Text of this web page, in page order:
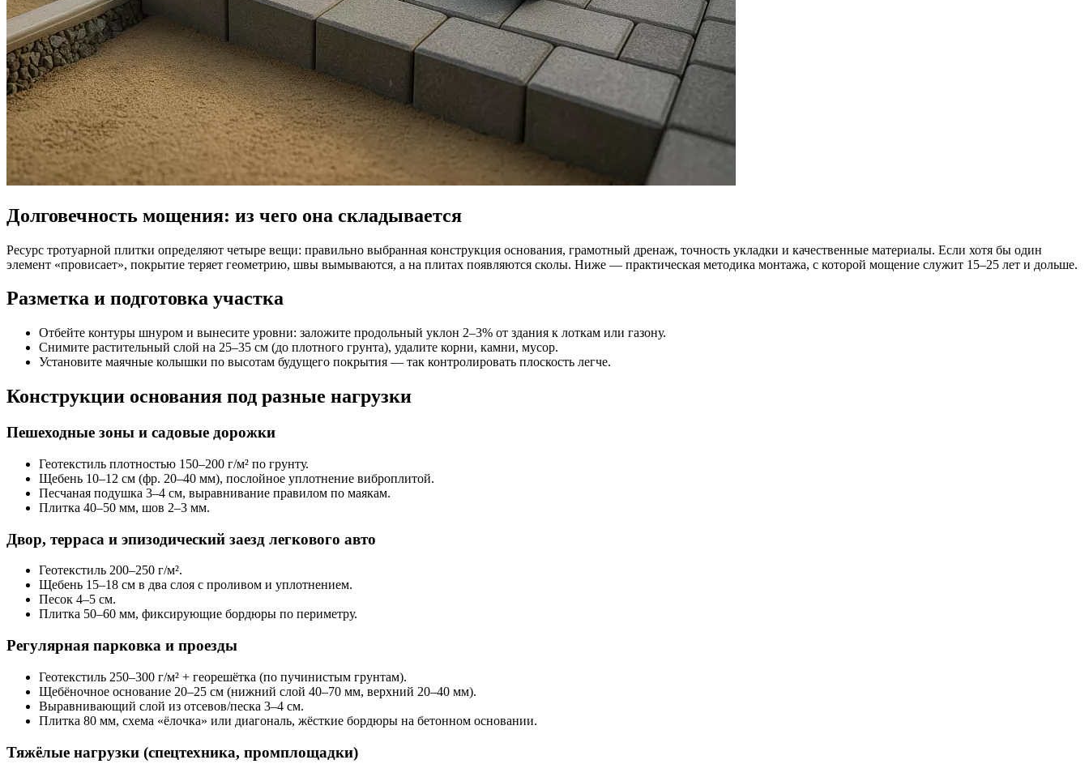
Долговечность мощения: из чего она складывается
Ресурс тротуарной плитки определяют четыре вещи: правильно выбранная конструкция основания, грамотный дренаж, точность укладки и качественные материалы. Если хотя бы один
элемент «провисает», покрытие теряет геометрию, швы вымываются, а на плитах появляются сколы. Ниже — практическая методика монтажа, с которой мощение служит 15–25 лет и дольше.
Разметка и подготовка участка
Отбейте контуры шнуром и вынесите уровни: заложите продольный уклон 2–3% от здания к лоткам или газону.
Снимите растительный слой на 25–35 см (до плотного грунта), удалите корни, камни, мусор.
Установите маячные колышки по высотам будущего покрытия — так контролировать плоскость легче.
Конструкции основания под разные нагрузки
Пешеходные зоны и садовые дорожки
Геотекстиль плотностью 150–200 г/м² по грунту.
Щебень 10–12 см (фр. 20–40 мм), послойное уплотнение виброплитой.
Песчаная подушка 3–4 см, выравнивание правилом по маякам.
Плитка 40–50 мм, шов 2–3 мм.
Двор, терраса и эпизодический заезд легкового авто
Геотекстиль 200–250 г/м².
Щебень 15–18 см в два слоя с проливом и уплотнением.
Песок 4–5 см.
Плитка 50–60 мм, фиксирующие бордюры по периметру.
Регулярная парковка и проезды
Геотекстиль 250–300 г/м² + георешётка (по пучинистым грунтам).
Щебёночное основание 20–25 см (нижний слой 40–70 мм, верхний 20–40 мм).
Выравнивающий слой из отсевов/песка 3–4 см.
Плитка 80 мм, схема «ёлочка» или диагональ, жёсткие бордюры на бетонном основании.
Тяжёлые нагрузки (спецтехника, промплощадки)